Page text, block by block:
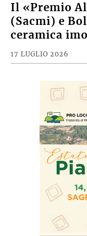
Il «Premio
(Sacmi) e
ceramica
17 LUGLIO 2026